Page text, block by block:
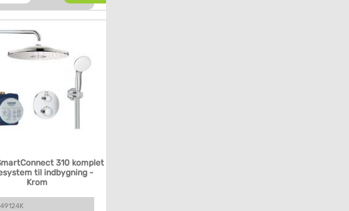
310 komplet
til indbygning -
Krom